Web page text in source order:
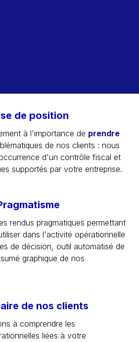
de position
à l'importance de prendre
de nos clients : nous
d'un contrôle fiscal et
supportés par votre entreprise.
rendus pragmatiques permettant
dans l'activité opérationnelle
de décision, outil automatisé de
graphique de nos
de nos clients
à comprendre les
liées à votre